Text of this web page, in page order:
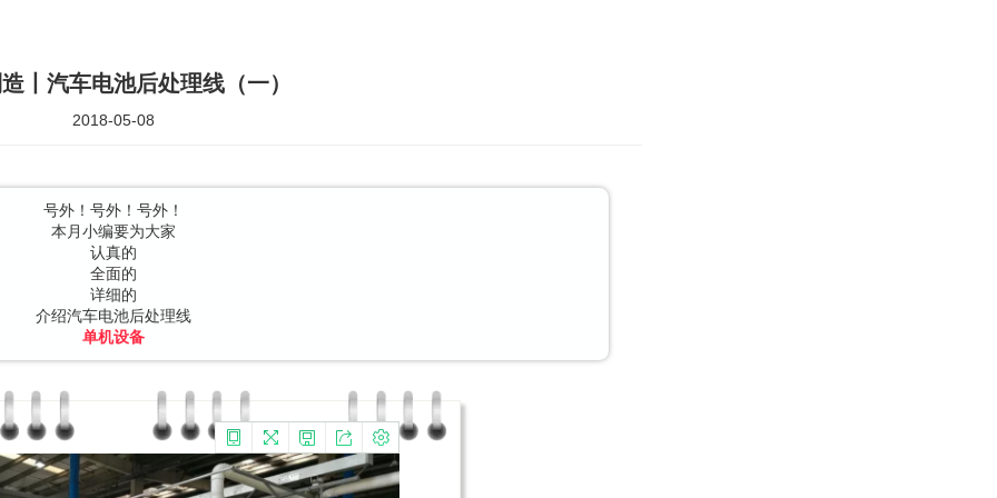
丨汽车电池后处理线（一）
2018-05-08
号外！号外！号外！
本月小编要为大家
认真的
全面的
详细的
介绍汽车电池后处理线
单机设备